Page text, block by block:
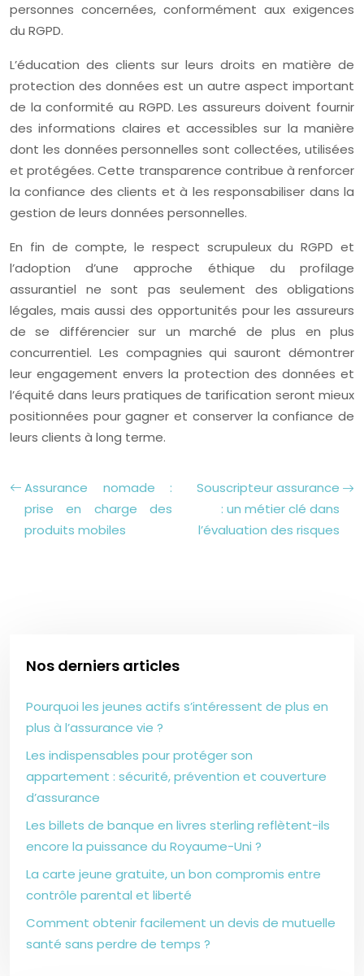
personnes concernées, conformément aux exigences
du RGPD.
L’éducation des clients sur leurs droits en matière de
protection des données est un autre aspect important
de la conformité au RGPD. Les assureurs doivent fournir
des informations claires et accessibles sur la manière
dont les données personnelles sont collectées, utilisées
et protégées. Cette transparence contribue à renforcer
la confiance des clients et à les responsabiliser dans la
gestion de leurs données personnelles.
En fin de compte, le respect scrupuleux du RGPD et
l’adoption d’une approche éthique du profilage
assurantiel ne sont pas seulement des obligations
légales, mais aussi des opportunités pour les assureurs
de se différencier sur un marché de plus en plus
concurrentiel. Les compagnies qui sauront démontrer
leur engagement envers la protection des données et
l’équité dans leurs pratiques de tarification seront mieux
positionnées pour gagner et conserver la confiance de
leurs clients à long terme.
Assurance nomade :
prise en charge des
produits mobiles
Souscripteur assurance
: un métier clé dans
l’évaluation des risques
Nos derniers articles
Pourquoi les jeunes actifs s’intéressent de plus en
plus à l’assurance vie ?
Les indispensables pour protéger son
appartement : sécurité, prévention et couverture
d’assurance
Les billets de banque en livres sterling reflètent-ils
encore la puissance du Royaume-Uni ?
La carte jeune gratuite, un bon compromis entre
contrôle parental et liberté
Comment obtenir facilement un devis de mutuelle
santé sans perdre de temps ?